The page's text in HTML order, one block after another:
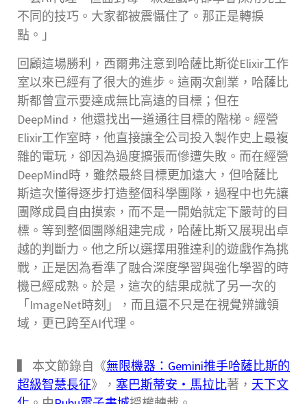
不同的技巧。大家都被震懾住了。那正是轉捩
點。」
回顧這場勝利，西爾弗注意到哈薩比斯從Elixir工作
室以來已經有了很大的進步。這兩次創業，哈薩比
斯都曾宣示要達成無比高遠的目標；但在
DeepMind，他還找出一道通往目標的階梯。經營
Elixir工作室時，他直接讓全公司投入製作史上最複
雜的電玩，卻因為過度擴張而慘遭失敗。而在經營
DeepMind時，雖然最終目標更加遠大，但哈薩比
斯這次懂得逐步打造整個科學團隊，過程中也先讓
團隊成員自由摸索，而不是一開始就定下嚴苛的目
標。等到整個團隊組建完成，哈薩比斯又展現出卓
越的判斷力。他之所以選擇用雅達利的遊戲作為挑
戰，正是因為看準了融合深度學習與強化學習的時
機已經成熟。於是，這次的結果成就了另一次的
「ImageNet時刻」，而且還不只是在視覺辨識領
域，更已跨至AI代理。
▍ 本文節錄自《無限機器：Gemini推手哈薩比斯的
超級智慧長征》， 塞巴斯蒂安‧馬拉比著， 天下文